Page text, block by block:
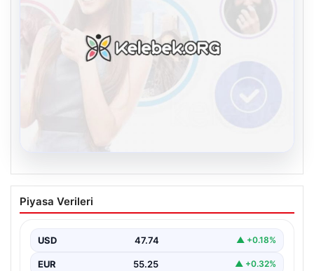
Kelebek.Org İle Sanal İletişimin
Sertifikalı Adresi Ve Chat Deneyimi
oluşturması kritik bir önem taşımaktadır. Günümüzde
pek…
Piyasa Verileri
USD 47.74 ▲ +0.18%
EUR 55.25 ▲ +0.32%